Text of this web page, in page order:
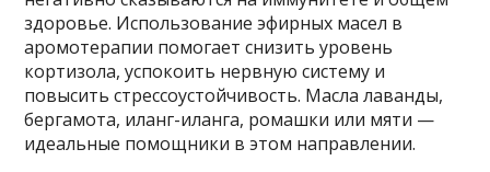
здоровье. Использование эфирных масел в
аромотерапии помогает снизить уровень
кортизола, успокоить нервную систему и
повысить стрессоустойчивость. Масла лаванды,
бергамота, иланг-иланга, ромашки или мяти —
идеальные помощники в этом направлении.